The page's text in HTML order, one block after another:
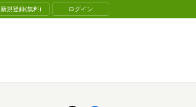
新規登録(無料) ログイン